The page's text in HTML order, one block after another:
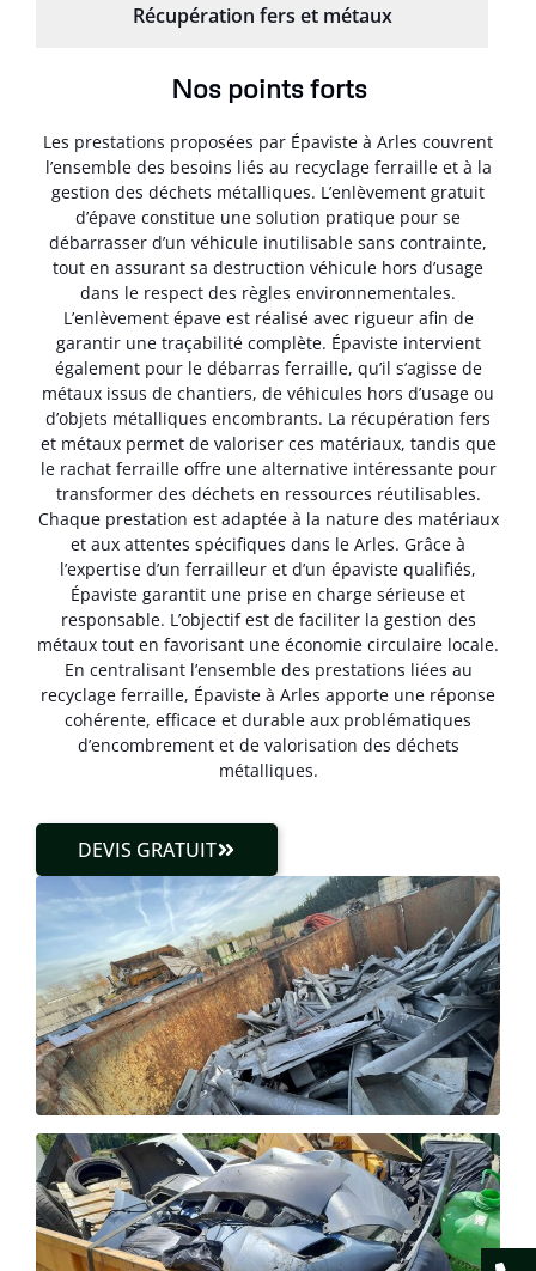
Récupération fers et métaux
Nos points forts
Les prestations proposées par Épaviste à Arles couvrent
l’ensemble des besoins liés au recyclage ferraille et à la
gestion des déchets métalliques. L’enlèvement gratuit
d’épave constitue une solution pratique pour se
débarrasser d’un véhicule inutilisable sans contrainte,
tout en assurant sa destruction véhicule hors d’usage
dans le respect des règles environnementales.
L’enlèvement épave est réalisé avec rigueur afin de
garantir une traçabilité complète. Épaviste intervient
également pour le débarras ferraille, qu’il s’agisse de
métaux issus de chantiers, de véhicules hors d’usage ou
d’objets métalliques encombrants. La récupération fers
et métaux permet de valoriser ces matériaux, tandis que
le rachat ferraille offre une alternative intéressante pour
transformer des déchets en ressources réutilisables.
Chaque prestation est adaptée à la nature des matériaux
et aux attentes spécifiques dans le Arles. Grâce à
l’expertise d’un ferrailleur et d’un épaviste qualifiés,
Épaviste garantit une prise en charge sérieuse et
responsable. L’objectif est de faciliter la gestion des
métaux tout en favorisant une économie circulaire locale.
En centralisant l’ensemble des prestations liées au
recyclage ferraille, Épaviste à Arles apporte une réponse
cohérente, efficace et durable aux problématiques
d’encombrement et de valorisation des déchets
métalliques.
DEVIS GRATUIT